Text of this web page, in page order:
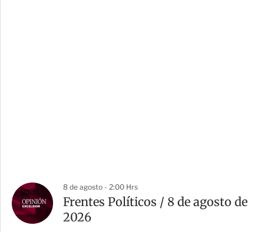
8 de agosto - 2:00 Hrs
Frentes Políticos / 8 de agosto de
2026